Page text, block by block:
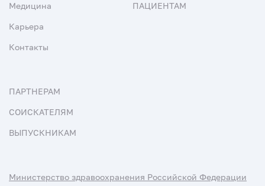
Медицина
Карьера
Контакты
ПАЦИЕНТАМ
ПАРТНЕРАМ
СОИСКАТЕЛЯМ
ВЫПУСКНИКАМ
Министерство здравоохранения Российской Федерации